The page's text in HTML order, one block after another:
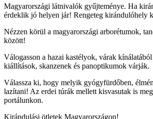
Magyarországi látnivalók gyűjteménye. Ha
érdeklik jó helyen jár! Rengeteg kirándulóhely
Nézzen körül a magyarországi arborétumok,
között!
Válogasson a hazai kastélyok, várak
kiállítások, skanzenek és panoptikumok várják.
Válassza ki, hogy melyik gyógyfürdőben,
lazítani! Az erdei túrák mellett kisvasutak is
portálunkon.
Kirándulási ötletek Magyarországon!